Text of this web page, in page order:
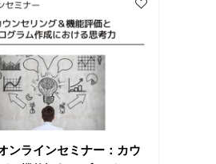
ンラインセミナー：カウ